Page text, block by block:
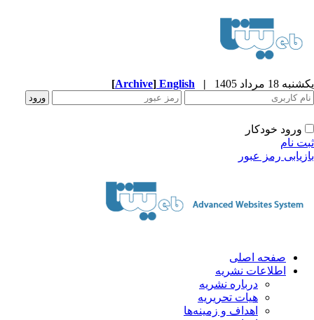
18 مرداد 1405 |
English
[Archive]
ورود خودکار
نام
رمز عبور
صفحه اصلی
اطلاعات نشریه
درباره نشریه
هیات تحریریه
اهداف و زمینه‌ها